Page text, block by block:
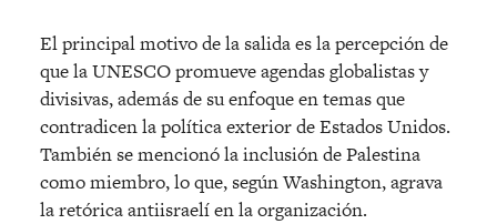
El principal motivo de la salida es la percepción de
que la UNESCO promueve agendas globalistas y
divisivas, además de su enfoque en temas que
contradicen la política exterior de Estados Unidos.
También se mencionó la inclusión de Palestina
como miembro, lo que, según Washington, agrava
la retórica antiisraelí en la organización.